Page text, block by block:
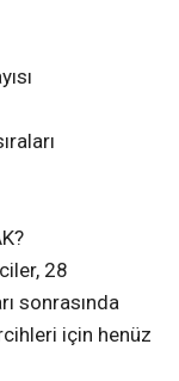
28
sonrasında
için henüz